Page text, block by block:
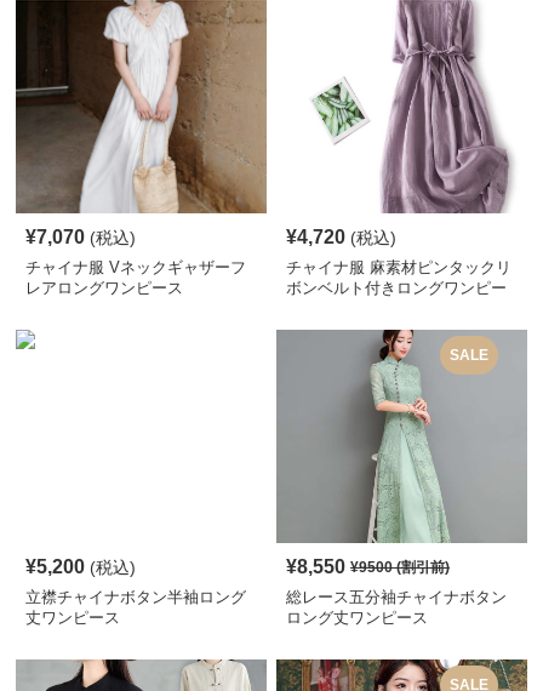
¥7,070 (税込)
チャイナ服 Vネックギャザーフ
レアロングワンピース
¥4,720 (税込)
チャイナ服 麻素材ピンタックリ
ボンベルト付きロングワンピー
¥5,200 (税込)
立襟チャイナボタン半袖ロング
丈ワンピース
SALE
¥8,550 ¥9500(割引前)
総レース五分袖チャイナボタン
ロング丈ワンピース
SALE